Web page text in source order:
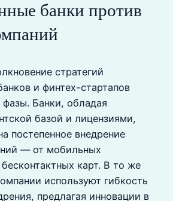
банки против
стратегий
и финтех-стартапов
фазы. Банки, обладая
базой и лицензиями,
постепенное внедрение
— от мобильных
карт. В то же
используют гибкость
предлагая инновации в